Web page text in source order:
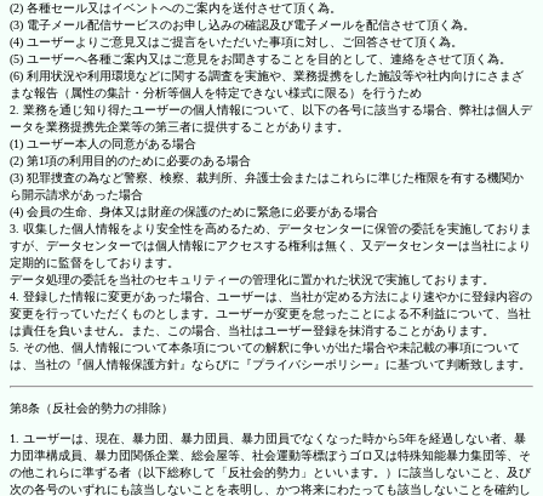
(2) 各種セール又はイベントへのご案内を送付させて頂く為。
(3) 電子メール配信サービスのお申し込みの確認及び電子メールを配信させて頂く為。
(4) ユーザーよりご意見又はご提言をいただいた事項に対し、ご回答させて頂く為。
(5) ユーザーへ各種ご案内又はご意見をお聞きすることを目的として、連絡をさせて頂く為。
(6) 利用状況や利用環境などに関する調査を実施や、業務提携をした施設等や社内向けにさまざ
まな報告（属性の集計・分析等個人を特定できない様式に限る）を行うため
2. 業務を通じ知り得たユーザーの個人情報について、以下の各号に該当する場合、弊社は個人デ
ータを業務提携先企業等の第三者に提供することがあります。
(1) ユーザー本人の同意がある場合
(2) 第1項の利用目的のために必要のある場合
(3) 犯罪捜査の為など警察、検察、裁判所、弁護士会またはこれらに準じた権限を有する機関か
ら開示請求があった場合
(4) 会員の生命、身体又は財産の保護のために緊急に必要がある場合
3. 収集した個人情報をより安全性を高めるため、データセンターに保管の委託を実施しておりま
すが、データセンターでは個人情報にアクセスする権利は無く、又データセンターは当社により
定期的に監督をしております。
データ処理の委託を当社のセキュリティーの管理化に置かれた状況で実施しております。
4. 登録した情報に変更があった場合、ユーザーは、当社が定める方法により速やかに登録内容の
変更を行っていただくものとします。ユーザーが変更を怠ったことによる不利益について、当社
は責任を負いません。また、この場合、当社はユーザー登録を抹消することがあります。
5. その他、個人情報について本条項についての解釈に争いが出た場合や未記載の事項について
は、当社の『個人情報保護方針』ならびに『プライバシーポリシー』に基づいて判断致します。
第8条（反社会的勢力の排除）
1. ユーザーは、現在、暴力団、暴力団員、暴力団員でなくなった時から5年を経過しない者、暴
力団準構成員、暴力団関係企業、総会屋等、社会運動等標ぼうゴロ又は特殊知能暴力集団等、そ
の他これらに準ずる者（以下総称して「反社会的勢力」といいます。）に該当しないこと、及び
次の各号のいずれにも該当しないことを表明し、かつ将来にわたっても該当しないことを確約し